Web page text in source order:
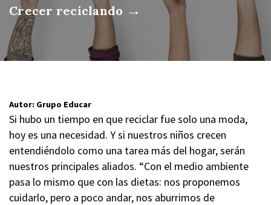
Crecer reciclando →
Autor: Grupo Educar
Si hubo un tiempo en que reciclar fue solo una moda,
hoy es una necesidad. Y si nuestros niños crecen
entendiéndolo como una tarea más del hogar, serán
nuestros principales aliados. “Con el medio ambiente
pasa lo mismo que con las dietas: nos proponemos
cuidarlo, pero a poco andar, nos aburrimos de